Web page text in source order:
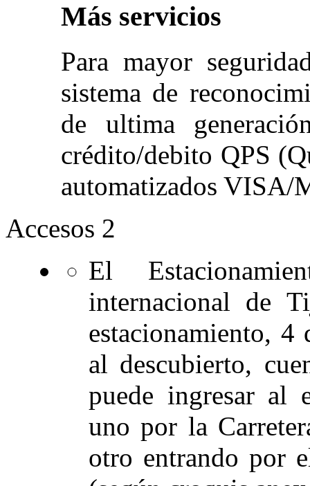
Más servicios
Para mayor
sistema de
de ultima
crédito/debito QPS
automatizados VISA/
Accesos 2
El
internacional de
estacionamiento, 4
al descubierto,
puede ingresar al
uno por la
otro entrando por